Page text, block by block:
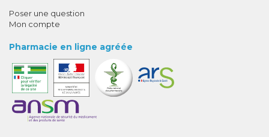
Poser une question
Mon compte
Pharmacie en ligne agréée